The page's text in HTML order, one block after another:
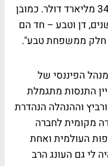
גלובאלית מובילה עם שווי שוק של 34 מליארד דולר. כמובן
דן וטבע – חד הם
חלק ממשפחת טבע".
בטבע כמנהל הפיננסי של
התנסות מתגמלת
וההנהלה הנהדרת
מקומית לחברה
העולמית ואחת
לי גם העונג הרב